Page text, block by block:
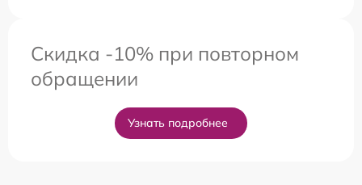
Скидка -10% при повторном
обращении
Узнать подробнее